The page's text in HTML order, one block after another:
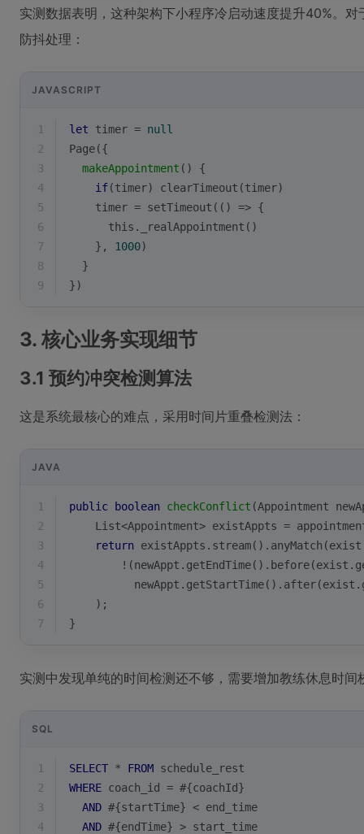
实测数据表明，这种架构下小程序冷启动速度提升40%。
防抖处理：
JAVASCRIPT
1 let timer = null
2
Page({
3
makeAppointment ( )
{
4
if(timer) clearTimeout (timer)
5
    timer =
setTimeout ( () => {
6
this ._realAppointment()
7
    },
1000)
8
  }
9
})
3. 核心业务实现细节
3.1 预约冲突检测算法
这是系统最核心的难点，采用时间片重叠检测法：
JAVA
1 public boolean checkConflict (Appointment
2
List<Appointment> existAppts =
3
return
4
5
6
    );
7
}
实测中发现单纯的时间检测还不够，需要增加教练休息时间
SQL
1 SELECT * FROM schedule_rest
2
WHERE coach_id = #{coachId}
3
AND #{startTime} < end_time
4
AND #{endTime} > start_time